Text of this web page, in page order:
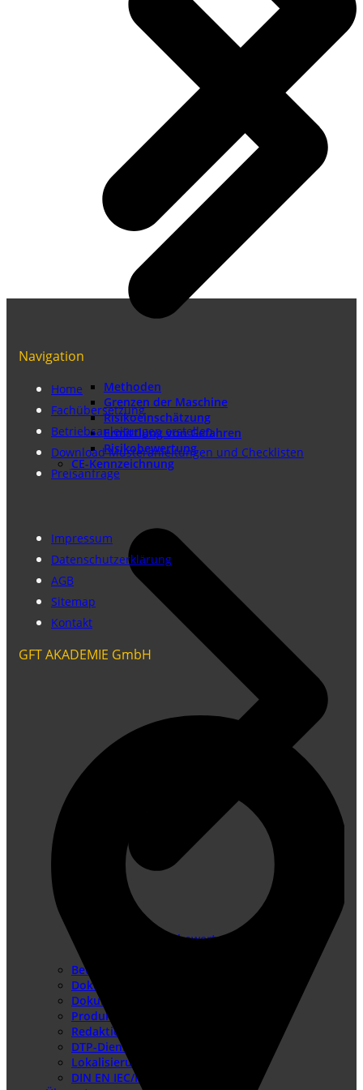
Methoden
Grenzen der Maschine
Risikoeinschätzung
Ermittlung von Gefahren
Risikobewertung
CE-Kennzeichnung
Konformitätsbewertungsverfahren
Betriebsanleitung erstellen
Doku-Check
Dokumentationsüberarbeitung
Produkthaftung USA
Redaktionssysteme
DTP-Dienste
Lokalisierung
DIN EN IEC/IEEE 82079-1
Navigation
Home
Fachübersetzung
Betriebsanleitungen erstellen
Download Musteranleitungen und Checklisten
Preisanfrage
Impressum
Datenschutzerklärung
AGB
Sitemap
Kontakt
GFT AKADEMIE GmbH